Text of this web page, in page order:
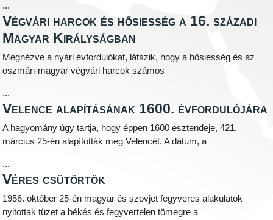
...
Végvári harcok és hősiesség a 16. századi
Magyar Királyságban
Megnézve a nyári évfordulókat, látszik, hogy a hősiesség és az
oszmán-magyar végvári harcok számos
...
Velence alapításának 1600. évfordulójára
A hagyomány úgy tartja, hogy éppen 1600 esztendeje, 421.
március 25-én alapították meg Velencét. A dátum, a
...
Véres csütörtök
1956. október 25-én magyar és szovjet fegyveres alakulatok
nyitottak tüzet a békés és fegyvertelen tömegre a